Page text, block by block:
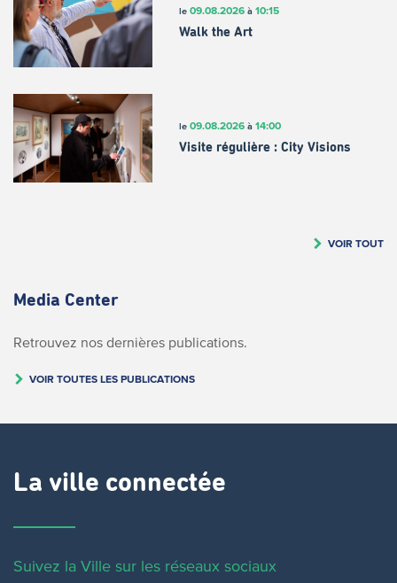
le 09.08.2026à 10:15
Walk the Art
le 09.08.2026à 14:00
Visite régulière : City Visions
VOIR TOUT
Media Center
Retrouvez nos dernières publications.
VOIR TOUTES LES PUBLICATIONS
La ville connectée
Suivez la Ville sur les réseaux sociaux